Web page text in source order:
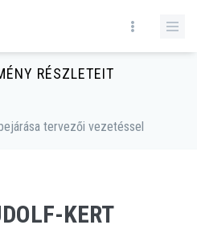
RÉSZLETEIT
tervezői vezetéssel
KERT